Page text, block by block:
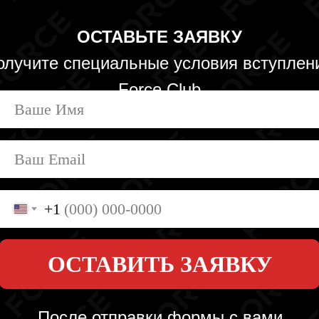
+1
ОСТАВИТЬ ЗАЯВКУ
ОСТАВЬТЕ ЗАЯВКУ
специальные условия
Force Club